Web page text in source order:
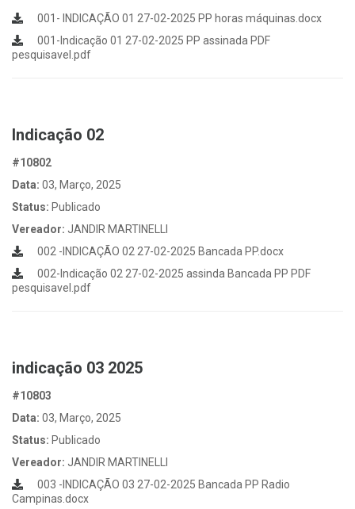
001- INDICAÇÃO 01 27-02-2025 PP horas máquinas.docx
001-Indicação 01 27-02-2025 PP assinada PDF
pesquisavel.pdf
Indicação 02
#10802
Data: 03, Março, 2025
Status: Publicado
Vereador: JANDIR MARTINELLI
002 -INDICAÇÃO 02 27-02-2025 Bancada PP.docx
002-Indicação 02 27-02-2025 assinda Bancada PP PDF
pesquisavel.pdf
indicação 03 2025
#10803
Data: 03, Março, 2025
Status: Publicado
Vereador: JANDIR MARTINELLI
003 -INDICAÇÃO 03 27-02-2025 Bancada PP Radio
Campinas.docx